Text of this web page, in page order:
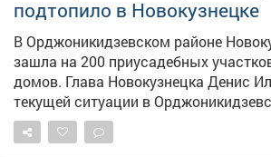
подтопило в Новокузнецке
В Орджоникидзевском районе
зашла на 200 приусадебных
домов. Глава Новокузнецка Денис Ильин сообщил о
текущей ситуации в
После обхода территории выявлено
затопление 200 приусадебных